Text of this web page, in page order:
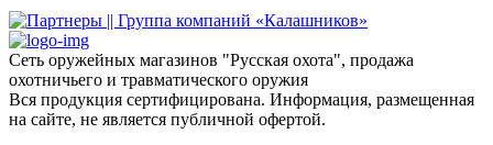
Сеть оружейных магазинов "Русская охота", продажа
охотничьего и травматического оружия
Вся продукция сертифицирована. Информация, размещенная
на сайте, не является публичной офертой.